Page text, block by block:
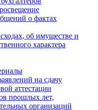
о фактах
об имуществе и
характера
на сдачу
аттестации
прошлых лет,
организаций